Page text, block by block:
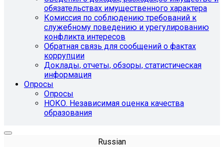
обязательствах имущественного характера
Комиссия по соблюдению требований к
служебному поведению и урегулированию
конфликта интересов
Обратная связь для сообщений о фактах
коррупции
Доклады, отчеты, обзоры, статистическая
информация
Опросы
Опросы
НОКО. Независимая оценка качества
образования
Russian